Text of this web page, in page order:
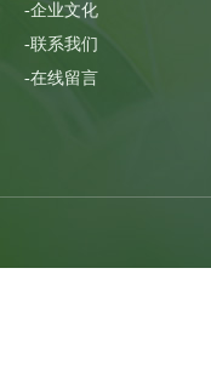
-企业文化
-联系我们
-在线留言